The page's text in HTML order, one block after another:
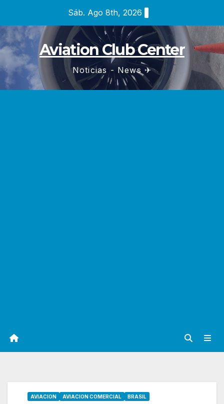
contenido
Sáb. Ago 8th, 2026
Aviation Club Center
Noticias - News ✈
AVIACION AVIACION COMERCIAL BRASIL